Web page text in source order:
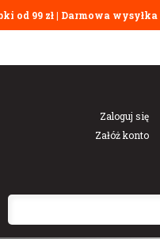
od 99 zł | Darmowa wysyłka
Zaloguj się
Załóż konto